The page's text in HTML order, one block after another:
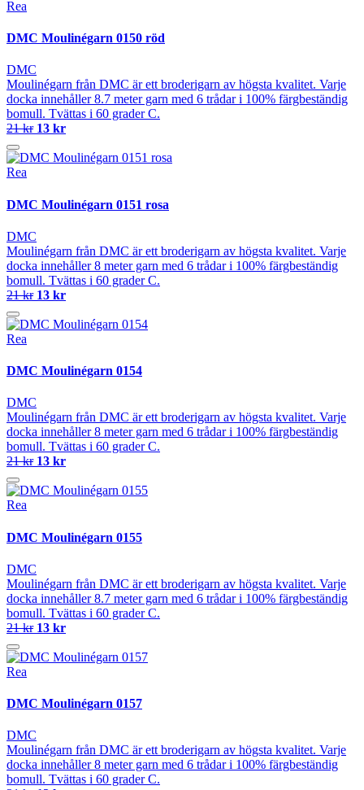
Rea
DMC Moulinégarn 0150 röd
DMC
Moulinégarn från DMC är ett broderigarn av högsta kvalitet. Varje
docka innehåller 8.7 meter garn med 6 trådar i 100% färgbeständig
bomull. Tvättas i 60 grader C.
21 kr 13 kr
Rea
DMC Moulinégarn 0151 rosa
DMC
Moulinégarn från DMC är ett broderigarn av högsta kvalitet. Varje
docka innehåller 8 meter garn med 6 trådar i 100% färgbeständig
bomull. Tvättas i 60 grader C.
21 kr 13 kr
Rea
DMC Moulinégarn 0154
DMC
Moulinégarn från DMC är ett broderigarn av högsta kvalitet. Varje
docka innehåller 8 meter garn med 6 trådar i 100% färgbeständig
bomull. Tvättas i 60 grader C.
21 kr 13 kr
Rea
DMC Moulinégarn 0155
DMC
Moulinégarn från DMC är ett broderigarn av högsta kvalitet. Varje
docka innehåller 8.7 meter garn med 6 trådar i 100% färgbeständig
bomull. Tvättas i 60 grader C.
21 kr 13 kr
Rea
DMC Moulinégarn 0157
DMC
Moulinégarn från DMC är ett broderigarn av högsta kvalitet. Varje
docka innehåller 8 meter garn med 6 trådar i 100% färgbeständig
bomull. Tvättas i 60 grader C.